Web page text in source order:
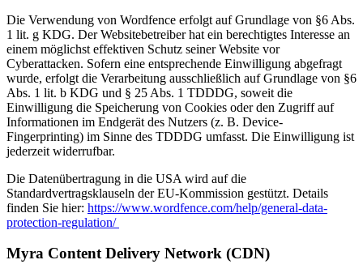
Die Verwendung von Wordfence erfolgt auf Grundlage von §6 Abs.
1 lit. g KDG. Der Websitebetreiber hat ein berechtigtes Interesse an
einem möglichst effektiven Schutz seiner Website vor
Cyberattacken. Sofern eine entsprechende Einwilligung abgefragt
wurde, erfolgt die Verarbeitung ausschließlich auf Grundlage von §6
Abs. 1 lit. b KDG und § 25 Abs. 1 TDDDG, soweit die
Einwilligung die Speicherung von Cookies oder den Zugriff auf
Informationen im Endgerät des Nutzers (z. B. Device-
Fingerprinting) im Sinne des TDDDG umfasst. Die Einwilligung ist
jederzeit widerrufbar.
Die Datenübertragung in die USA wird auf die
Standardvertragsklauseln der EU-Kommission gestützt. Details
finden Sie hier: https://www.wordfence.com/help/general-data-
protection-regulation/
Myra Content Delivery Network (CDN)